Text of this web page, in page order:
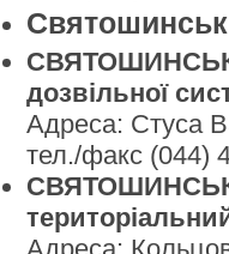
дозвільної
Адреса: Стуса
тел./факс (044)